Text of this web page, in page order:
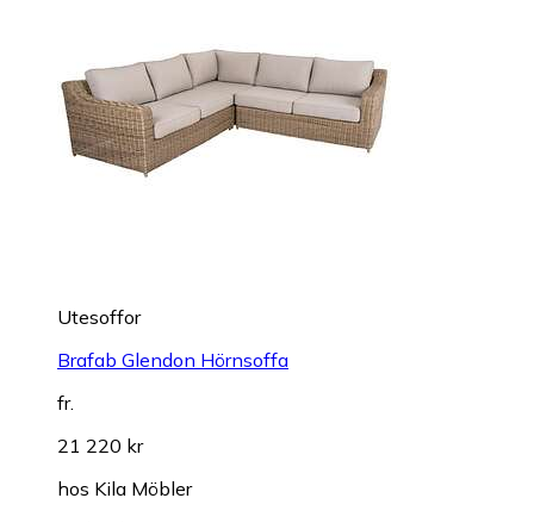
Utesoffor
Brafab Glendon Hörnsoffa
fr.
21 220 kr
hos Kila Möbler